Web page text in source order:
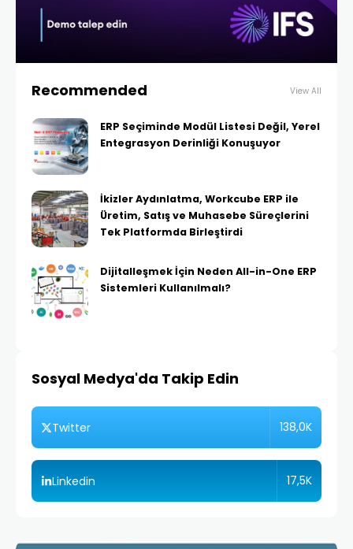
Recommended View All
ERP Seçiminde Modül Listesi Değil, Yerel
Entegrasyon Derinliği Konuşuyor
İkizler Aydınlatma, Workcube ERP ile
Üretim, Satış ve Muhasebe Süreçlerini
Tek Platformda Birleştirdi
Dijitalleşmek İçin Neden All-in-One ERP
Sistemleri Kullanılmalı?
Sosyal Medya'da Takip Edin
Twitter 138,0K
Linkedin 17,5K